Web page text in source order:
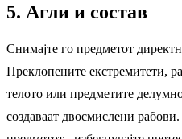
5. Агли и состав
Снимајте го предметот
Преклопените екстремитети,
телото или предметите
создаваат двосмислени